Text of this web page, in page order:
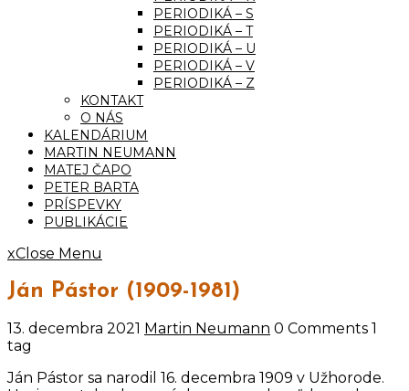
PERIODIKÁ – S
PERIODIKÁ – T
PERIODIKÁ – U
PERIODIKÁ – V
PERIODIKÁ – Z
KONTAKT
O NÁS
KALENDÁRIUM
MARTIN NEUMANN
MATEJ ČAPO
PETER BARTA
PRÍSPEVKY
PUBLIKÁCIE
xClose Menu
Ján Pástor (1909-1981)
13. decembra 2021 Martin Neumann 0 Comments 1
tag
Ján Pástor sa narodil 16. decembra 1909 v Užhorode.